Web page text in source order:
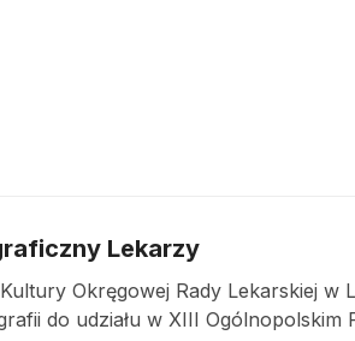
Lekarzy
Okręgowej Rady Lekarskiej w
do udziału w XIII